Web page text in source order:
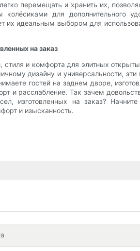
перемещать и хранить их,
для дополнительного
их идеальным выбором для
на заказ
и комфорта для элитных
дизайну и универсальности,
гостей на заднем дворе,
и расслабление. Так зачем
изготовленных на заказ? Начните
и изысканность.